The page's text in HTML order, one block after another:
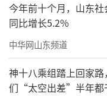
今年前十个月，山东
同比增长5.2%
中华网山东频道
神十八乘组踏上回家
们“太空出差”半年都